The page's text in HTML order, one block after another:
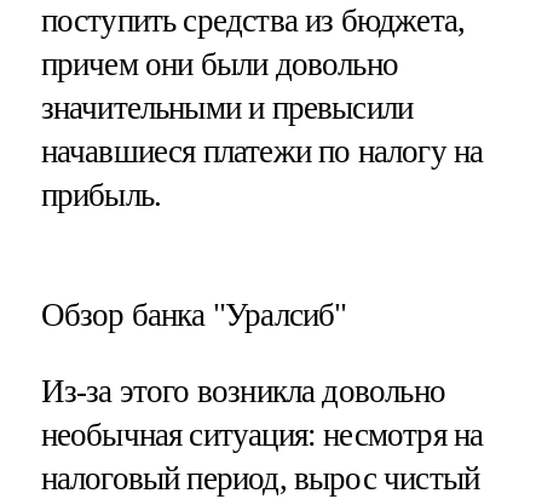
поступить средства из бюджета,
причем они были довольно
значительными и превысили
начавшиеся платежи по налогу на
прибыль.
Обзор банка "Уралсиб"
Из-за этого возникла довольно
необычная ситуация: несмотря на
налоговый период, вырос чистый